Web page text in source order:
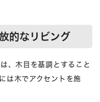
的なリビング
、木目を基調とすること
は木でアクセントを施